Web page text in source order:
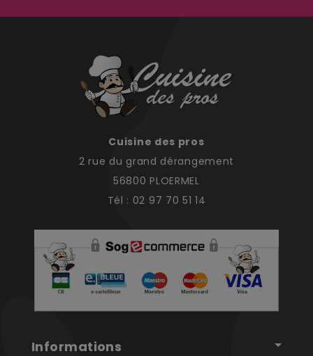
Cuisine des pros
2 rue du grand dérangement
56800 PLOERMEL
Tél : 02 97 70 51 14
Informations